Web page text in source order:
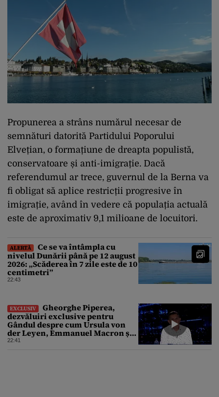
Propunerea a strâns numărul necesar de
semnături datorită Partidului Poporului
Elvețian, o formațiune de dreapta populistă,
conservatoare și anti-imigrație. Dacă
referendumul ar trece, guvernul de la Berna va
fi obligat să aplice restricții progresive în
imigrație, având în vedere că populația actuală
este de aproximativ 9,1 milioane de locuitori.
ALERTĂ
Ce se va întâmpla cu
nivelul Dunării până pe 12 august
2026: „Scăderea în 7 zile este de 10
centimetri”
22:43
EXCLUSIV
Gheorghe Piperea,
dezvăluiri exclusive pentru
Gândul despre cum Ursula von
der Leyen, Emmanuel Macron și
Zelenski plănuiesc pe Signal să îl
22:41